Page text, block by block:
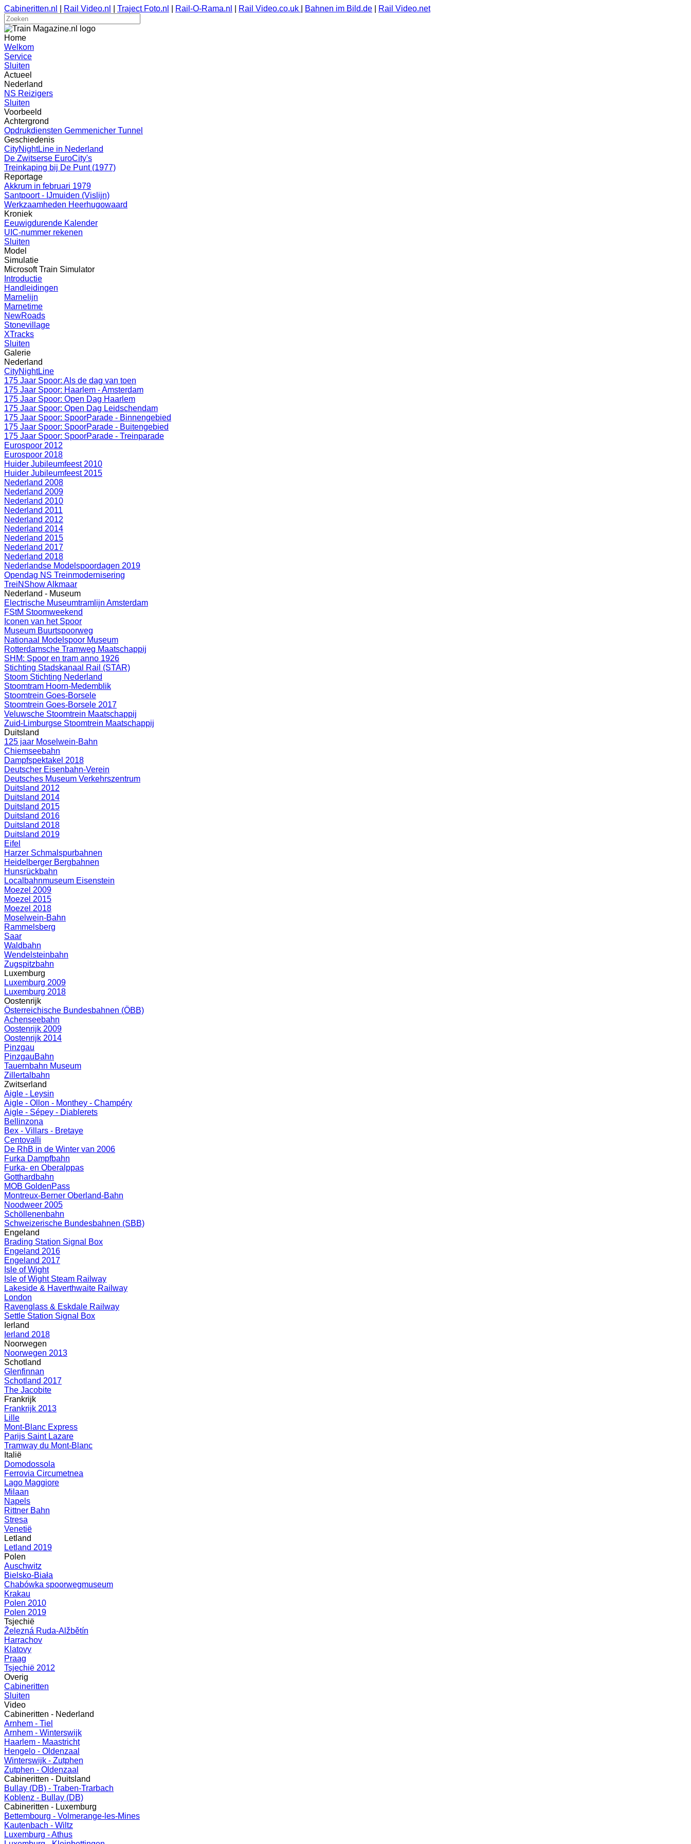
Cabineritten.nl Rail Video.nl Traject Foto.nl Rail-O-Rama.nl Rail Video.co.uk Bahnen im Bild.de Rail Video.net
Home
Welkom
Service
Sluiten
Actueel
Nederland
NS Reizigers
Sluiten
Voorbeeld
Achtergrond
Opdrukdiensten Gemmenicher Tunnel
Geschiedenis
CityNightLine in Nederland
De Zwitserse EuroCity's
Treinkaping bij De Punt (1977)
Reportage
Akkrum in februari 1979
Santpoort - IJmuiden (Vislijn)
Werkzaamheden Heerhugowaard
Kroniek
Eeuwigdurende Kalender
UIC-nummer rekenen
Sluiten
Model
Simulatie
Microsoft Train Simulator
Introductie
Handleidingen
Marnelijn
Marnetime
NewRoads
Stonevillage
XTracks
Sluiten
Galerie
Nederland
CityNightLine
175 Jaar Spoor: Als de dag van toen
175 Jaar Spoor: Haarlem - Amsterdam
175 Jaar Spoor: Open Dag Haarlem
175 Jaar Spoor: Open Dag Leidschendam
175 Jaar Spoor: SpoorParade - Binnengebied
175 Jaar Spoor: SpoorParade - Buitengebied
175 Jaar Spoor: SpoorParade - Treinparade
Eurospoor 2012
Eurospoor 2018
Huider Jubileumfeest 2010
Huider Jubileumfeest 2015
Nederland 2008
Nederland 2009
Nederland 2010
Nederland 2011
Nederland 2012
Nederland 2014
Nederland 2015
Nederland 2017
Nederland 2018
Nederlandse Modelspoordagen 2019
Opendag NS Treinmodernisering
TreiNShow Alkmaar
Nederland - Museum
Electrische Museumtramlijn Amsterdam
FStM Stoomweekend
Iconen van het Spoor
Museum Buurtspoorweg
Nationaal Modelspoor Museum
Rotterdamsche Tramweg Maatschappij
SHM: Spoor en tram anno 1926
Stichting Stadskanaal Rail (STAR)
Stoom Stichting Nederland
Stoomtram Hoorn-Medemblik
Stoomtrein Goes-Borsele
Stoomtrein Goes-Borsele 2017
Veluwsche Stoomtrein Maatschappij
Zuid-Limburgse Stoomtrein Maatschappij
Duitsland
125 jaar Moselwein-Bahn
Chiemseebahn
Dampfspektakel 2018
Deutscher Eisenbahn-Verein
Deutsches Museum Verkehrszentrum
Duitsland 2012
Duitsland 2014
Duitsland 2015
Duitsland 2016
Duitsland 2018
Duitsland 2019
Eifel
Harzer Schmalspurbahnen
Heidelberger Bergbahnen
Hunsrückbahn
Localbahnmuseum Eisenstein
Moezel 2009
Moezel 2015
Moezel 2018
Moselwein-Bahn
Rammelsberg
Saar
Waldbahn
Wendelsteinbahn
Zugspitzbahn
Luxemburg
Luxemburg 2009
Luxemburg 2018
Oostenrijk
Österreichische Bundesbahnen (ÖBB)
Achenseebahn
Oostenrijk 2009
Oostenrijk 2014
Pinzgau
PinzgauBahn
Tauernbahn Museum
Zillertalbahn
Zwitserland
Aigle - Leysin
Aigle - Ollon - Monthey - Champéry
Aigle - Sépey - Diablerets
Bellinzona
Bex - Villars - Bretaye
Centovalli
De RhB in de Winter van 2006
Furka Dampfbahn
Furka- en Oberalppas
Gotthardbahn
MOB GoldenPass
Montreux-Berner Oberland-Bahn
Noodweer 2005
Schöllenenbahn
Schweizerische Bundesbahnen (SBB)
Engeland
Brading Station Signal Box
Engeland 2016
Engeland 2017
Isle of Wight
Isle of Wight Steam Railway
Lakeside & Haverthwaite Railway
London
Ravenglass & Eskdale Railway
Settle Station Signal Box
Ierland
Ierland 2018
Noorwegen
Noorwegen 2013
Schotland
Glenfinnan
Schotland 2017
The Jacobite
Frankrijk
Frankrijk 2013
Lille
Mont-Blanc Express
Parijs Saint Lazare
Tramway du Mont-Blanc
Italië
Domodossola
Ferrovia Circumetnea
Lago Maggiore
Milaan
Napels
Rittner Bahn
Stresa
Venetië
Letland
Letland 2019
Polen
Auschwitz
Bielsko-Biała
Chabówka spoorwegmuseum
Krakau
Polen 2010
Polen 2019
Tsjechië
Železná Ruda-Alžbětín
Harrachov
Klatovy
Praag
Tsjechië 2012
Overig
Cabineritten
Sluiten
Video
Cabineritten - Nederland
Arnhem - Tiel
Arnhem - Winterswijk
Haarlem - Maastricht
Hengelo - Oldenzaal
Winterswijk - Zutphen
Zutphen - Oldenzaal
Cabineritten - Duitsland
Bullay (DB) - Traben-Trarbach
Koblenz - Bullay (DB)
Cabineritten - Luxemburg
Bettembourg - Volmerange-les-Mines
Kautenbach - Wiltz
Luxemburg - Athus